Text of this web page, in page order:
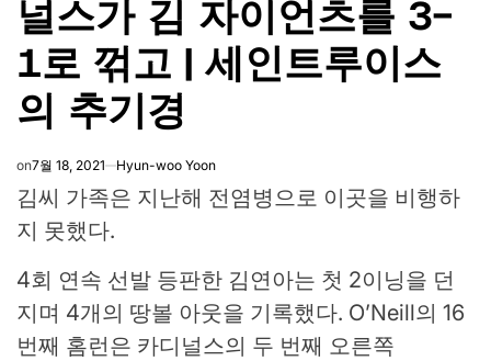
널스가 김 자이언츠를 3-
1로 꺾고 | 세인트루이스
의 추기경
on7월 18, 2021 Hyun-woo Yoon
김씨 가족은 지난해 전염병으로 이곳을 비행하
지 못했다.
4회 연속 선발 등판한 김연아는 첫 2이닝을 던
지며 4개의 땅볼 아웃을 기록했다. O’Neill의 16
번째 홈런은 카디널스의 두 번째 오른쪽